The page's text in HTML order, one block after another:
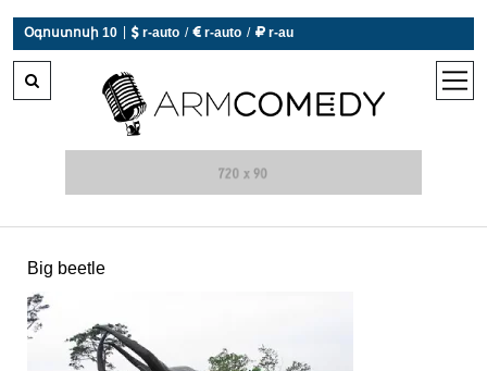
Օգոստոսի 10  r-auto /  r-auto /  r-au
open
Big beetle